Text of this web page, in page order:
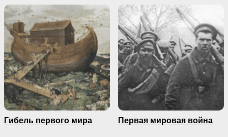
Гибель первого мира Первая мировая война